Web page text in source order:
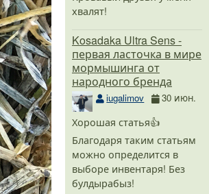
хвалят!
Kosadaka Ultra Sens -
первая ласточка в мире
мормышинга от
народного бренда
iugalimov 30 июн.
Хорошая статья👍
Благодаря таким статьям
можно определится в
выборе инвентаря! Без
булдырабыз!